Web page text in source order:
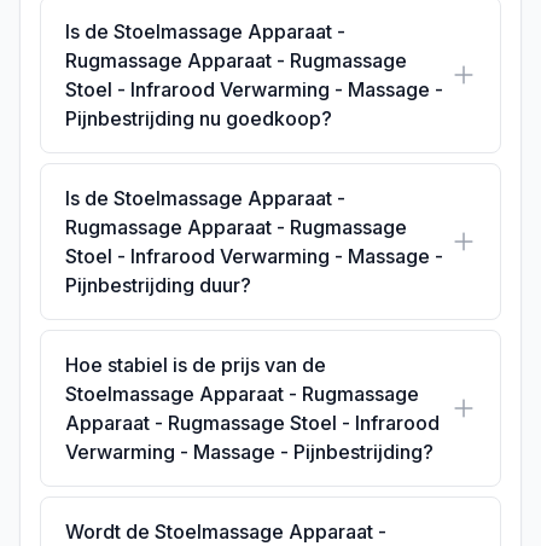
Is de Stoelmassage Apparaat -
Rugmassage Apparaat - Rugmassage
Stoel - Infrarood Verwarming - Massage -
Pijnbestrijding nu goedkoop?
Is de Stoelmassage Apparaat -
Rugmassage Apparaat - Rugmassage
Stoel - Infrarood Verwarming - Massage -
Pijnbestrijding duur?
Hoe stabiel is de prijs van de
Stoelmassage Apparaat - Rugmassage
Apparaat - Rugmassage Stoel - Infrarood
Verwarming - Massage - Pijnbestrijding?
Wordt de Stoelmassage Apparaat -